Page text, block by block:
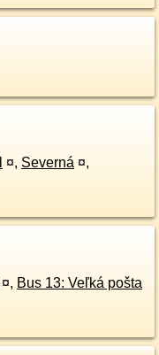
¤, Severná ¤,
¤, Bus 13: Veľká pošta